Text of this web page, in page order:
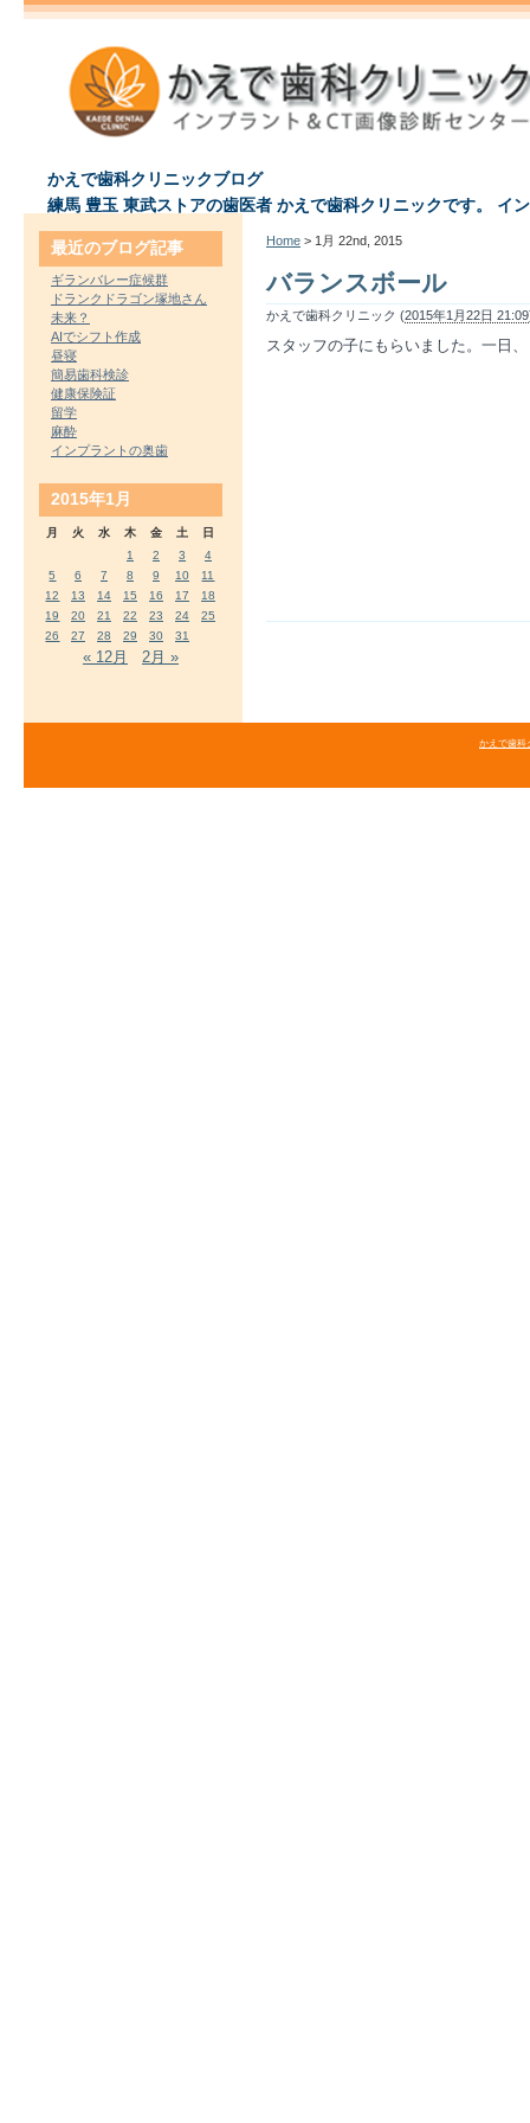
かえで歯科クリニックブログ
練馬 豊玉 東武ストアの歯医者 かえで歯科クリニックです。 イ
Home > 1月 22nd, 2015
バランスボール
かえで歯科クリニック (2015年1月22日 21:09
スタッフの子にもらいました。一日
最近のブログ記事
ギランバレー症候群
ドランクドラゴン塚地さん
未来？
AIでシフト作成
昼寝
簡易歯科検診
健康保険証
留学
麻酔
インプラントの奥歯
2015年1月
月 火 水 木 金 土
日
1
2 3
4
5
6 7 8 9 10
11
12
13 14 15 16 17
18
19
20 21 22 23 24
25
26
27 28 29 30 31
« 12月 2月 »
かえで歯科